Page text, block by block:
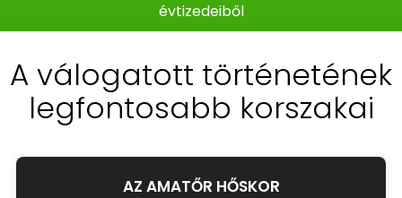
évtizedeiből
A válogatott történetének
legfontosabb korszakai
AZ AMATŐR HŐSKOR